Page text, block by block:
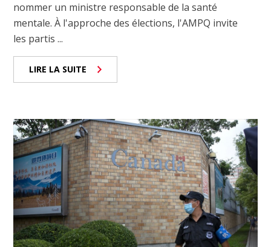
nommer un ministre responsable de la santé
mentale. À l'approche des élections, l'AMPQ invite
les partis ...
LIRE LA SUITE